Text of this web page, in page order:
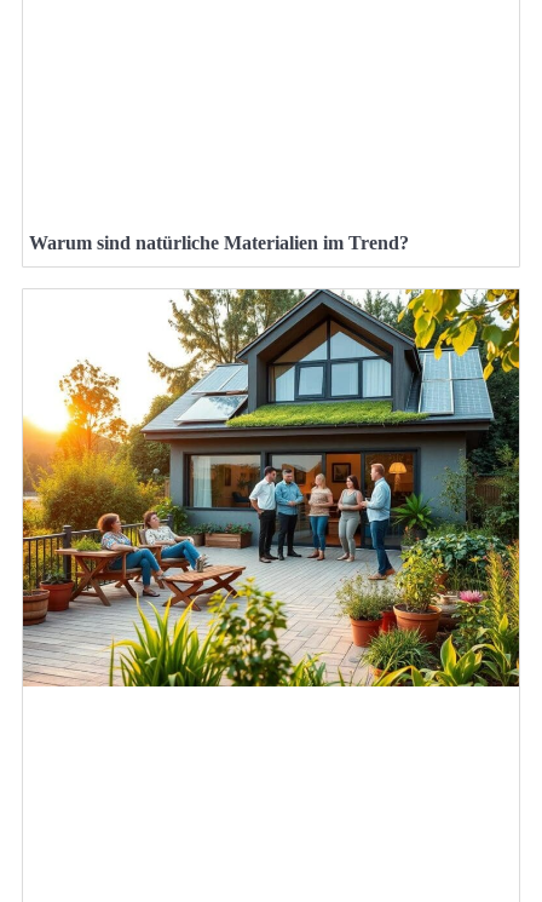
Warum sind natürliche Materialien im Trend?